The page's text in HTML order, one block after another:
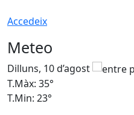
Accedeix
Meteo
Dilluns, 10 d’agost
T.Màx: 35°
T.Min: 23°